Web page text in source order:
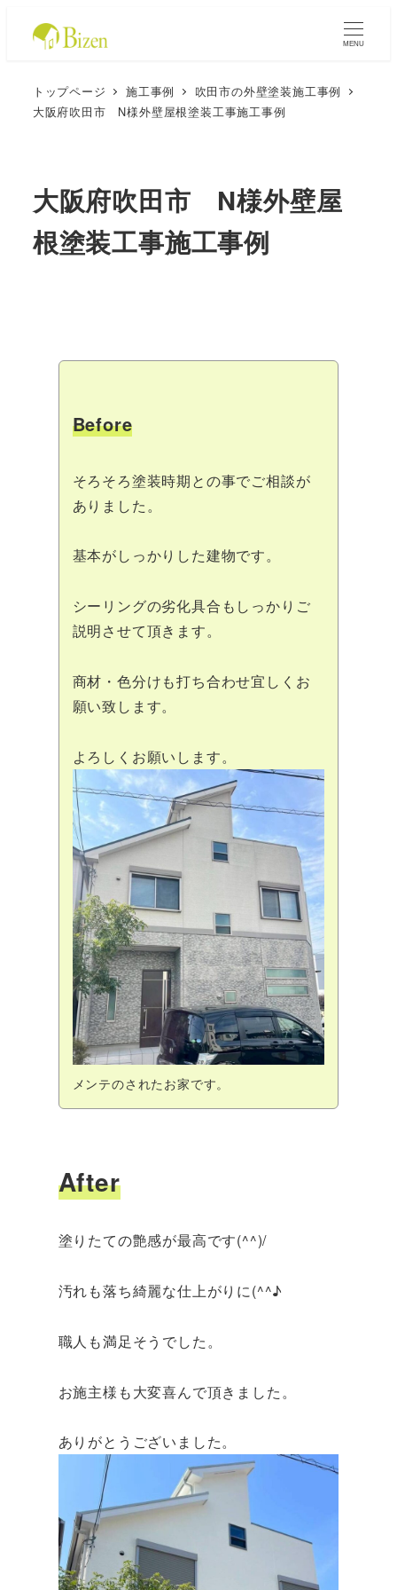
MENU
トップページ 施工事例
吹田市の外壁塗装施工事例
大阪府吹田市 N様外壁屋根塗装工事施工事例
大阪府吹田市 N様外壁屋
根塗装工事施工事例
Before
そろそろ塗装時期との事でご相談が
ありました。
基本がしっかりした建物です。
シーリングの劣化具合もしっかりご
説明させて頂きます。
商材・色分けも打ち合わせ宜しくお
願い致します。
よろしくお願いします。
メンテのされたお家です。
After
塗りたての艶感が最高です(^^)/
汚れも落ち綺麗な仕上がりに(^^♪
職人も満足そうでした。
お施主様も大変喜んで頂きました。
ありがとうございました。